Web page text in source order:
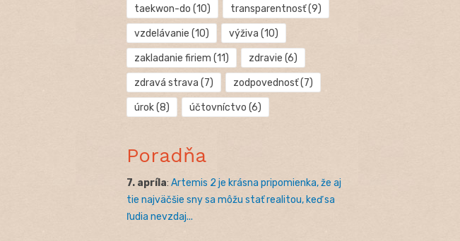
taekwon-do (10) transparentnosť(9)
vzdelávanie (10) výživa (10)
zakladanie firiem (11) zdravie (6)
zdravá strava (7) zodpovednosť(7)
úrok(8) účtovníctvo (6)
Poradňa
7. apríla: Artemis 2 je krásna pripomienka, že aj
tie najväčšie sny sa môžu stať realitou, keď sa
ľudia nevzdaj...